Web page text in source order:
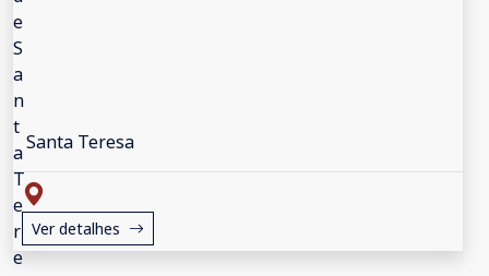
Santa Teresa
Ver detalhes